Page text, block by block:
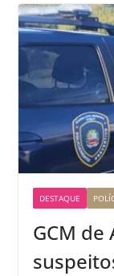
DESTAQUE
GCM